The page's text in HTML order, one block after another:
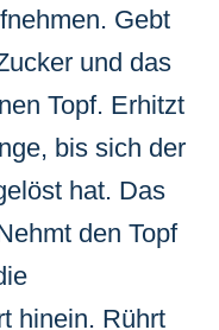
Gebt
und das
Topf. Erhitzt
bis sich der
hat. Das
den Topf
hinein. Rührt